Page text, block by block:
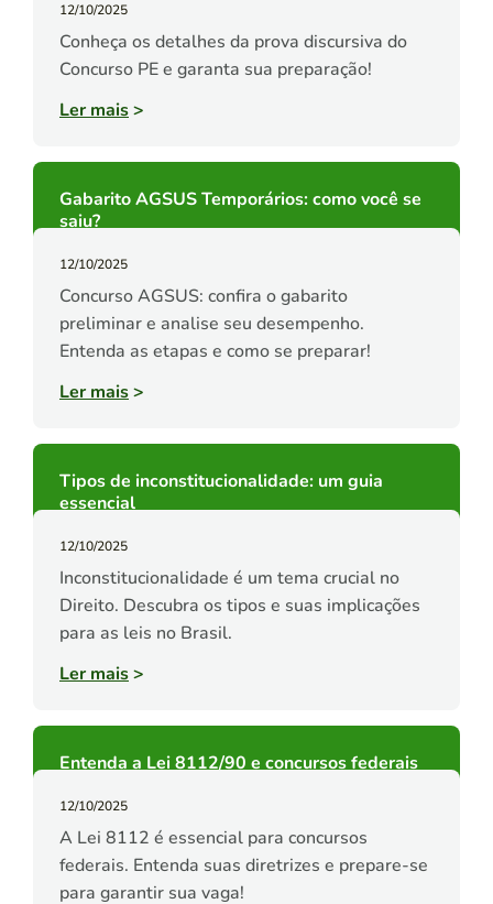
12/10/2025
Conheça os detalhes da prova discursiva do
Concurso PE e garanta sua preparação!
Ler mais>
Gabarito AGSUS Temporários: como você se
saiu?
12/10/2025
Concurso AGSUS: confira o gabarito
preliminar e analise seu desempenho.
Entenda as etapas e como se preparar!
Ler mais>
Tipos de inconstitucionalidade: um guia
essencial
12/10/2025
Inconstitucionalidade é um tema crucial no
Direito. Descubra os tipos e suas implicações
para as leis no Brasil.
Ler mais>
Entenda a Lei 8112/90 e concursos federais
12/10/2025
A Lei 8112 é essencial para concursos
federais. Entenda suas diretrizes e prepare-se
para garantir sua vaga!